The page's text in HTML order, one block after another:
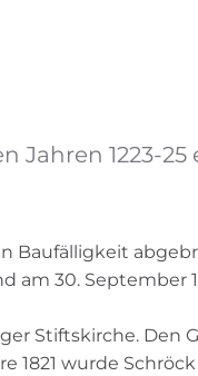
Jahren 1223-
Baufälligkeit
am 30. September
Stiftskirche. Den
wurde Schröck